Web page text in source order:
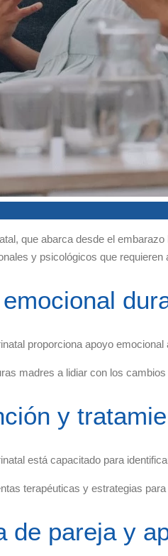
que abarca desde el
y psicológicos que
proporciona apoyo
madres a lidiar con los
y
está capacitado para
terapéuticas y estrategias
de pareja y